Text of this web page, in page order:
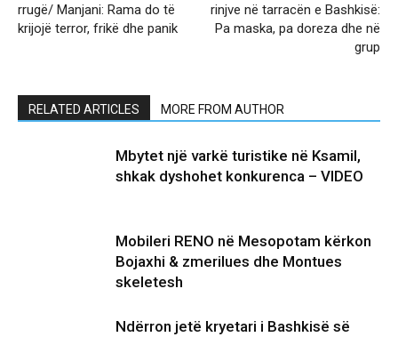
rrugë/ Manjani: Rama do të
krijojë terror, frikë dhe panik
rinjve në tarracën e Bashkisë:
Pa maska, pa doreza dhe në
grup
RELATED ARTICLES MORE FROM AUTHOR
Mbytet një varkë turistike në Ksamil,
shkak dyshohet konkurenca – VIDEO
Mobileri RENO në Mesopotam kërkon
Bojaxhi & zmerilues dhe Montues
skeletesh
Ndërron jetë kryetari i Bashkisë së